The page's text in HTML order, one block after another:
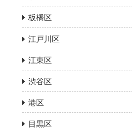
板橋区
江戸川区
江東区
渋谷区
港区
目黒区